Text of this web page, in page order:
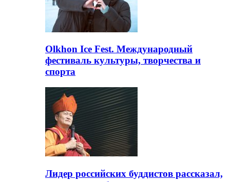
Olkhon Ice Fest. Международный
фестиваль культуры, творчества и
спорта
Лидер российских буддистов рассказал,